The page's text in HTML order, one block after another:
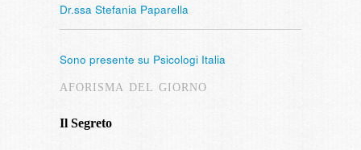
Dr.ssa Stefania Paparella
Sono presente su Psicologi Italia
AFORISMA DEL GIORNO
Il Segreto